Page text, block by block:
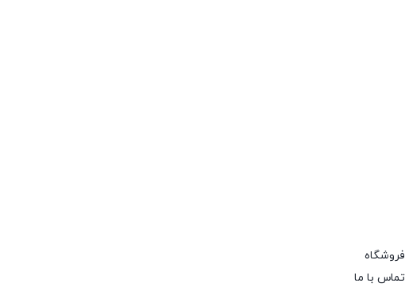
فروشگاه
تماس با ما